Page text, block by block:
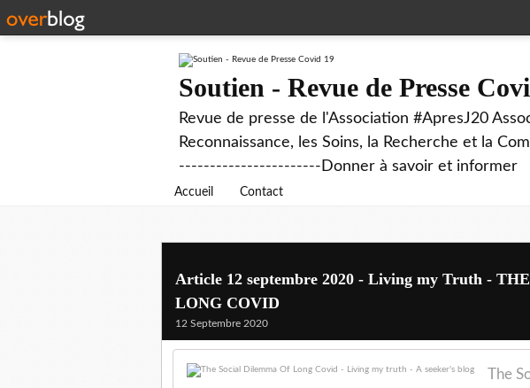
Soutien - Revue de Presse
Revue de presse de l'Association #ApresJ20
Reconnaissance, les Soins, la Recherche et la
-----------------------Donner à savoir et informer
Accueil Contact
Article 12 septembre 2020 - Living my Truth -
LONG COVID
12 Septembre 2020